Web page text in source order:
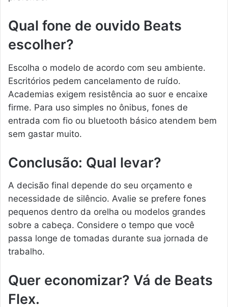
Qual fone de ouvido Beats
escolher?
Escolha o modelo de acordo com seu ambiente.
Escritórios pedem cancelamento de ruído.
Academias exigem resistência ao suor e encaixe
firme. Para uso simples no ônibus, fones de
entrada com fio ou bluetooth básico atendem bem
sem gastar muito.
Conclusão: Qual levar?
A decisão final depende do seu orçamento e
necessidade de silêncio. Avalie se prefere fones
pequenos dentro da orelha ou modelos grandes
sobre a cabeça. Considere o tempo que você
passa longe de tomadas durante sua jornada de
trabalho.
Quer economizar? Vá de Beats
Flex.